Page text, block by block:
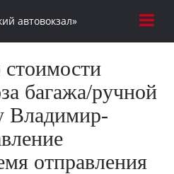
автовокзал»
багажа/ручной
Владимир-
отправления